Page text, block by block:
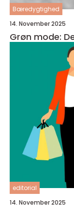
Bæredygtighed
14. November 2025
Grøn mode:
editorial
14. November 2025